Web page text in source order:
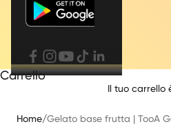
Carrello
Il tuo carrello
Home/Gelato base frutta | TooA